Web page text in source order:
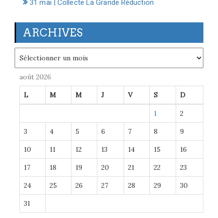
31 mai | Collecte La Grande Réduction
ARCHIVES
août 2026
L M M J V S D
1 2
3 4 5 6 7 8 9
10 11 12 13 14 15 16
17 18 19 20 21 22 23
24 25 26 27 28 29 30
31